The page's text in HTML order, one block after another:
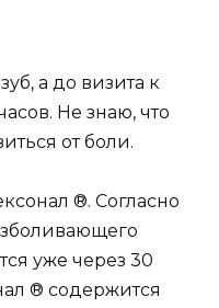
а до визита к
Не знаю, что
от боли.
®. Согласно
уже через 30
® содержится